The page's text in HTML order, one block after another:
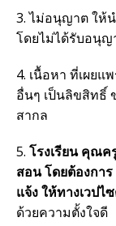
3. ไม่อนุญาต ให้
โดยไม่ได้รับอนุญ
4. เนื้อหา ที่เผย
อื่นๆ เป็นลิขสิทธิ์
สากล
5. โรงเรียน คุณ
สอน โดยต้องกา
แจ้ง ให้ทางเวปไ
ด้วยความตั้งใจดี